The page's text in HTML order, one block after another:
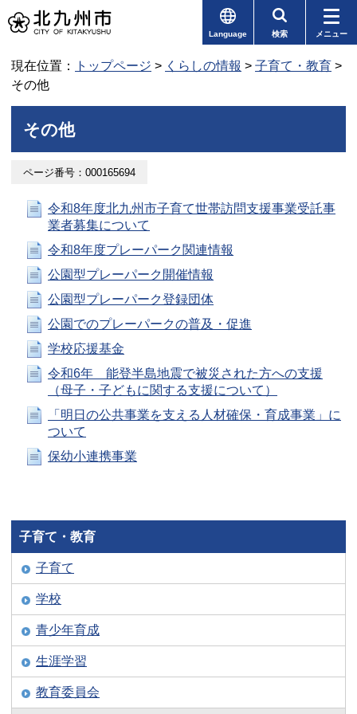
Language 検索 メニュー
現在位置： トップページ > くらしの情報 > 子育て・教育 >
その他
その他
ページ番号：000165694
令和8年度北九州市子育て世帯訪問支援事業受託事
業者募集について
令和8年度プレーパーク関連情報
公園型プレーパーク開催情報
公園型プレーパーク登録団体
公園でのプレーパークの普及・促進
学校応援基金
令和6年 能登半島地震で被災された方への支援
（母子・子どもに関する支援について）
「明日の公共事業を支える人材確保・育成事業」に
ついて
保幼小連携事業
子育て・教育
子育て
学校
青少年育成
生涯学習
教育委員会